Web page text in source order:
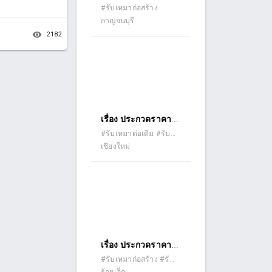
remove_red_eye 2182
จ้างก่อสร้างก่อสร้างที่
จอดรถประชาชนและ
คนพิการ สำนักงาน
#รับเหมาก่อสร้าง
กาญจนบุรี
เรื่อง ประกวดราคา
จ้างก่อสร้างปรับปรุง
ห้องปฏิบัติการ
นักศึกษาบัณฑิตศึกษา
#รับเหมาต่อเติม #รับ
เหมาปรับปรุง (รีโนเวท)
เชียงใหม่
เรื่อง ประกวดราคา
จ้างก่อสร้างปรับปรุง
#รับเหมาก่อสร้าง #รับ
เหมาต่อเติม #รับเหมา